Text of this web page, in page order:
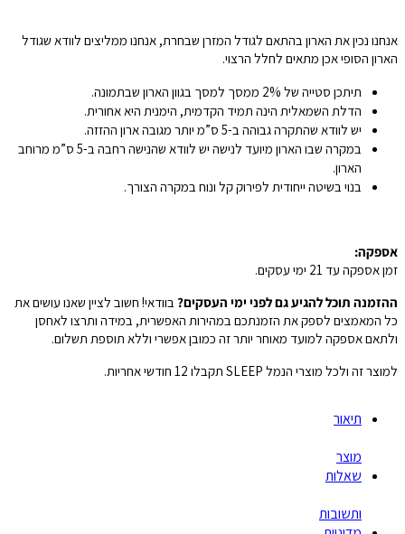
תיאור
מוצר
שאלות
ותשובות
אנחנו נכין את הארון בהתאם לגודל המזרן שבחרת, אנחנו ממליצים לוודא שגודל
הארון הסופי אכן מתאים לחלל הרצוי.
תיתכן סטייה של 2% ממסך למסך בגוון הארון שבתמונה.
הדלת השמאלית הינה תמיד הקדמית, הימנית היא אחורית.
יש לוודא שהתקרה גבוהה ב-5 ס”מ יותר מגובה ארון ההזזה.
במקרה שבו הארון מיועד לנישה יש לוודא שהנישה רחבה ב-5 ס”מ מרוחב
הארון.
בנוי בשיטה ייחודית לפירוק קל ונוח במקרה הצורך.
אספקה:
זמן אספקה עד 21 ימי עסקים.
ההזמנה תוכל להגיע גם לפני ימי העסקים? בוודאי! חשוב לציין שאנו עושים את
כל המאמצים לספק את הזמנתכם במהירות האפשרית, במידה ותרצו לאחסן
ולתאם אספקה למועד מאוחר יותר זה כמובן אפשרי וללא תוספת תשלום.
למוצר זה ולכל מוצרי הנמל SLEEP תקבלו 12 חודשי אחריות.